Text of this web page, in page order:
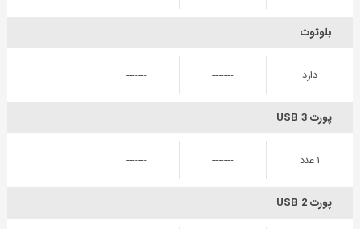
بلوتوث
دارد -------
-------
پورت USB 3
۱ عدد -------
-------
پورت USB 2